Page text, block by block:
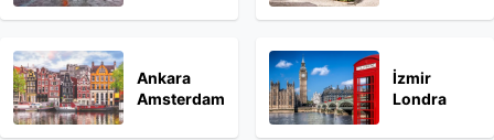
Ankara
Amsterdam
İzmir
Londra